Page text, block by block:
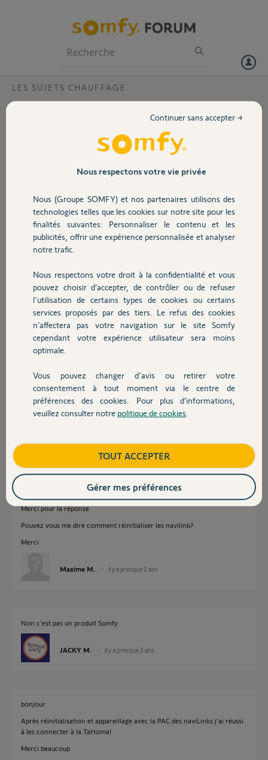
Volet
Sécurité
Domotique
Chauffage
Autres produits
Devis avec un pro
Contact
LES SUJETS CHAUFFAGE
Synchronisation Tahoma PAC Atlantic
Suite à la suppression d’un doublon je n’arrive pas à réinstaller ma
Pouvez vous m’aider ?
Le PIN de mon installation : 2030-4595-6181
Merci,
Merci,
Maxime M.
il y a presque 2 ans
Participer au fil de discussion
Réponses
Bonjour
il y a presque 2 ans
Merci pour la réponse
Pouvez vous me dire comment réinitialiser les navilink?
Merci
Maxime M. il y a presque 2 ans
Non c'est pas un produit Somfy
JACKY M. il y a presque 2 ans
bonjour
Après réinitialisation et appareillage avec la PAC des naviLinks j’ai réussi
à les connecter à la TaHoma!
Merci beaucoup
Nous respectons votre vie privée
Nous (Groupe SOMFY) et nos partenaires utilisons des
technologies telles que les cookies sur notre site pour les
finalités suivantes: Personnaliser le contenu et les
publicités, offrir une expérience personnalisée et analyser
notre trafic.
Nous respectons votre droit à la confidentialité et vous
pouvez choisir d’accepter, de contrôler ou de refuser
l'utilisation de certains types de cookies ou certains
services proposés par des tiers. Le refus des cookies
n’affectera pas votre navigation sur le site Somfy
cependant votre expérience utilisateur sera moins
optimale.
Vous pouvez changer d'avis ou retirer votre
consentement à tout moment via le centre de
préférences des cookies. Pour plus d’informations,
veuillez consulter notre politique de cookies
Continuer sans accepter →
TOUT ACCEPTER
Gérer mes préférences